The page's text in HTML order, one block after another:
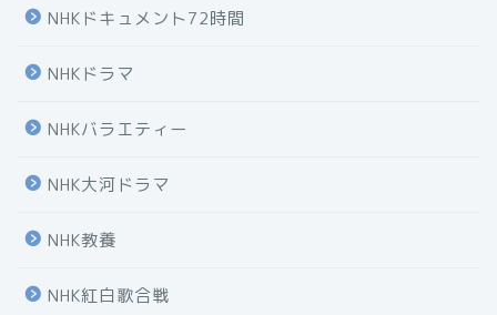
NHKドキュメント72時間
NHKドラマ
NHKバラエティー
NHK大河ドラマ
NHK教養
NHK紅白歌合戦